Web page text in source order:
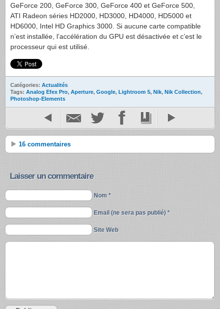
GeForce 200, GeForce 300, GeForce 400 et GeForce 500,
ATI Radeon séries HD2000, HD3000, HD4000, HD5000 et
HD6000, Intel HD Graphics 3000. Si aucune carte compatible
n’est installée, l’accélération du GPU est désactivée et c’est le
processeur qui est utilisé.
Catégories: Actualités
Tags: Analog Efex Pro, Aperture, Google, Lightroom 5, Nik, Nik Collection,
Photoshop-Elements
16 commentaires
Laisser un commentaire
Nom *
Email (ne sera pas publié) *
Site Web